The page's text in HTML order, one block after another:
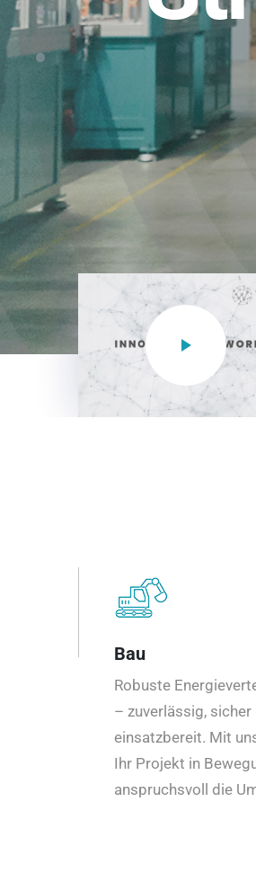
NEO CEE:
effizient in der
Bau
Robuste
– zuverlässig,
einsatzbereit. Mit
Ihr Projekt in
anspruchsvoll die